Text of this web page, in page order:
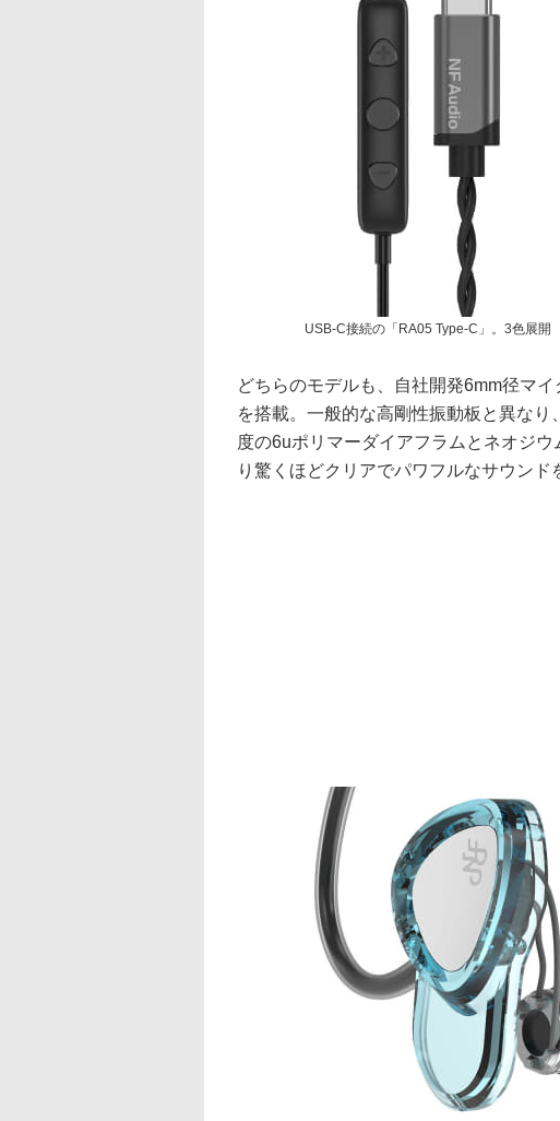
USB-C接続の「RA05 Type-C」。3色展開
どちらのモデルも、自社開発6mm径マ
を搭載。一般的な高剛性振動板と異な
度の6uポリマーダイアフラムとネオジ
り驚くほどクリアでパワフルなサウンド